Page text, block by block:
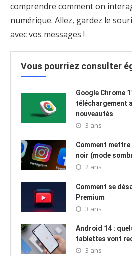
comprendre comment on
numérique. Allez, gardez le
avec vos messages !
Vous pourriez consulter
Google Chrome
téléchargement
nouveautés
3 ans
Comment
noir (mode
2 ans
Comment se
Premium
3 ans
Android 14 :
tablettes vont
3 ans